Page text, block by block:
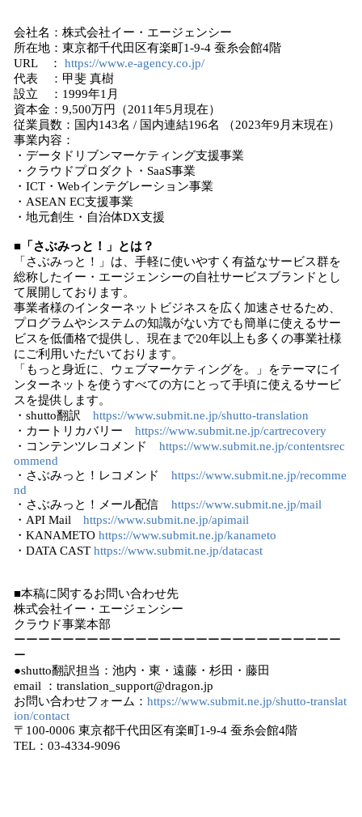
会社名：株式会社イー・エージェンシー
所在地：東京都千代田区有楽町1-9-4 蚕糸会館4階
URL ： https://www.e-agency.co.jp/
代表 ：甲斐 真樹
設立 ：1999年1月
資本金：9,500万円（2011年5月現在）
従業員数：国内143名 / 国内連結196名 （2023年9月末現在）
事業内容：
・データドリブンマーケティング支援事業
・クラウドプロダクト・SaaS事業
・ICT・Webインテグレーション事業
・ASEAN EC支援事業
・地元創生・自治体DX支援
■「さぶみっと！」とは？
「さぶみっと！」は、手軽に使いやすく有益なサービス群を
総称したイー・エージェンシーの自社サービスブランドとし
て展開しております。
事業者様のインターネットビジネスを広く加速させるため、
プログラムやシステムの知識がない方でも簡単に使えるサー
ビスを低価格で提供し、現在まで20年以上も多くの事業社様
にご利用いただいております。
「もっと身近に、ウェブマーケティングを。」をテーマにイ
ンターネットを使うすべての方にとって手頃に使えるサービ
スを提供します。
・shutto翻訳 https://www.submit.ne.jp/shutto-translation
・カートリカバリー https://www.submit.ne.jp/cartrecovery
・コンテンツレコメンド https://www.submit.ne.jp/contentsrec
ommend
・さぶみっと！レコメンド https://www.submit.ne.jp/recomme
nd
・さぶみっと！メール配信 https://www.submit.ne.jp/mail
・API Mail https://www.submit.ne.jp/apimail
・KANAMETO https://www.submit.ne.jp/kanameto
・DATA CAST https://www.submit.ne.jp/datacast
■本稿に関するお問い合わせ先
株式会社イー・エージェンシー
クラウド事業本部
ーーーーーーーーーーーーーーーーーーーーーーーーーーー
ー
●shutto翻訳担当：池内・東・遠藤・杉田・藤田
email ：translation_support@dragon.jp
お問い合わせフォーム： https://www.submit.ne.jp/shutto-translat
ion/contact
〒100-0006 東京都千代田区有楽町1-9-4 蚕糸会館4階
TEL：03-4334-9096